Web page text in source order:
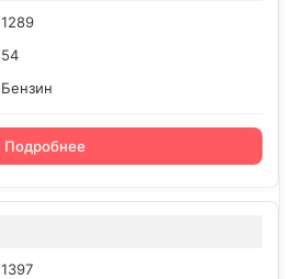
1289
54
Бензин
Подробнее
1397